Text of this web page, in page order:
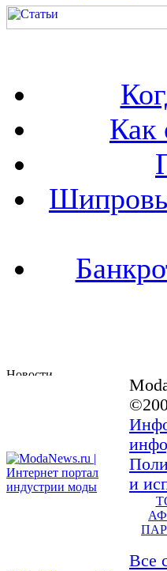
Как
и
Все